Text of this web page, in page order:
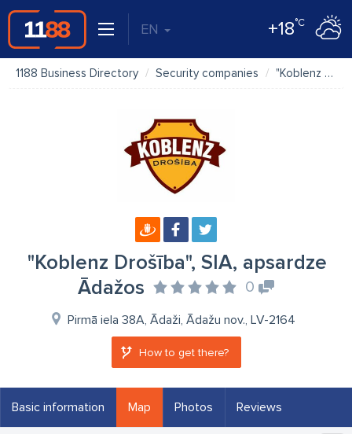
EN +18°C
1188 Business Directory Security companies "Koblenz Drošība", SIA, apsardze Ādažos
"Koblenz Drošība", SIA, apsardze
Ādažos
0
Pirmā iela 38A, Ādaži, Ādažu nov., LV-2164
How to get there?
Basic information Map Photos Reviews